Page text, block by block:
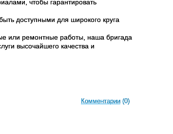
чтобы гарантировать
доступными для широкого круга
или ремонтные работы, наша бригада
высочайшего качества и
Комментарии (0)